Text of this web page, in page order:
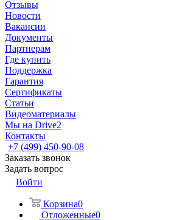
Отзывы
Новости
Вакансии
Документы
Партнерам
Где купить
Поддержка
Гарантия
Сертификаты
Статьи
Видеоматериалы
Мы на Drive2
Контакты
+7 (499) 450-90-08
Заказать звонок
Задать вопрос
Войти
Корзина0
Отложенные0